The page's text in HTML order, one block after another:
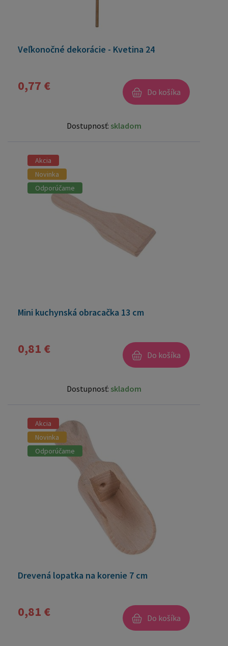
Veľkonočné dekorácie - Kvetina 24
0,77 € Do košíka
Dostupnosť: skladom
Akcia
Novinka
Odporúčame
Mini kuchynská obracačka 13 cm
0,81 € Do košíka
Dostupnosť: skladom
Akcia
Novinka
Odporúčame
Drevená lopatka na korenie 7 cm
0,81 € Do košíka